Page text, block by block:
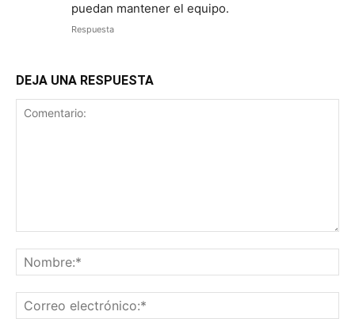
puedan mantener el equipo.
Respuesta
DEJA UNA RESPUESTA